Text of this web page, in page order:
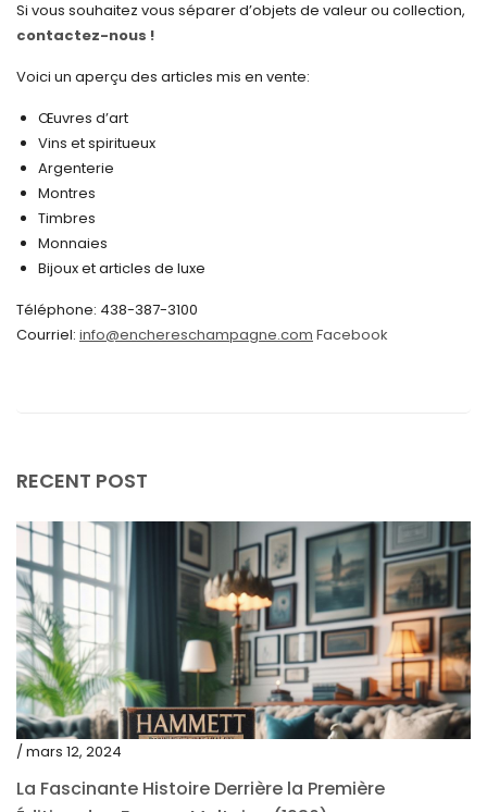
décembre 2024
novembre 2024
octobre 2024
septembre 2024
août 2024
mai 2024
avril 2024
octobre 2023
septembre 2023
août 2023
juillet 2023
juin 2023
mai 2023
avril 2023
Si vous souhaitez vous séparer d’objets de valeur ou collection,
contactez-nous !
Voici un aperçu des articles mis en vente:
Œuvres d’art
Vins et spiritueux
Argenterie
Montres
Timbres
Monnaies
Bijoux et articles de luxe
Téléphone: 438-387-3100
Courriel: info@enchereschampagne.com Facebook
RECENT POST
/ mars 12, 2024
La Fascinante Histoire Derrière la Première